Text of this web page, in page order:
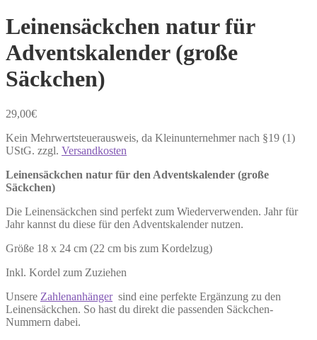
Leinensäckchen natur für
Adventskalender (große
Säckchen)
29,00€
Kein Mehrwertsteuerausweis, da Kleinunternehmer nach §19 (1)
UStG. zzgl. Versandkosten
Leinensäckchen natur für den Adventskalender (große
Säckchen)
Die Leinensäckchen sind perfekt zum Wiederverwenden. Jahr für
Jahr kannst du diese für den Adventskalender nutzen.
Größe 18 x 24 cm (22 cm bis zum Kordelzug)
Inkl. Kordel zum Zuziehen
Unsere Zahlenanhängersind eine perfekte Ergänzung zu den
Leinensäckchen. So hast du direkt die passenden Säckchen-
Nummern dabei.